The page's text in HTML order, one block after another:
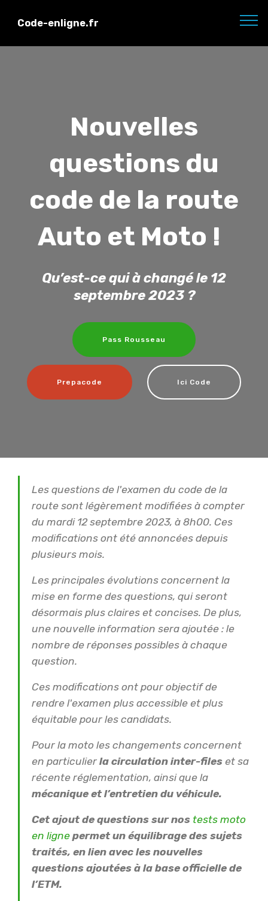
Code-enligne.fr
Nouvelles
questions du
code de la route
Auto et Moto !
Qu’est-ce qui à changé le 12
septembre 2023 ?
Pass Rousseau
Prepacode Ici Code
Les questions de l'examen du code de la
route sont légèrement modifiées à compter
du mardi 12 septembre 2023, à 8h00. Ces
modifications ont été annoncées depuis
plusieurs mois.
Les principales évolutions concernent la
mise en forme des questions, qui seront
désormais plus claires et concises. De plus,
une nouvelle information sera ajoutée : le
nombre de réponses possibles à chaque
question.
Ces modifications ont pour objectif de
rendre l'examen plus accessible et plus
équitable pour les candidats.
Pour la moto les changements concernent
en particulier la circulation inter-files et sa
récente réglementation, ainsi que la
mécanique et l’entretien du véhicule.
Cet ajout de questions sur nos tests moto
en ligne permet un équilibrage des sujets
traités, en lien avec les nouvelles
questions ajoutées à la base officielle de
l’ETM.